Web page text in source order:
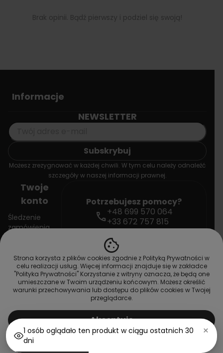
shopping_cart Dodaj do koszyka
Brak opinii. Bądź pierwszy i podziel się swoją!
cookie
Strona korzysta z plików cookies zgodnie z Polityką Prywatności w
celu realizacji usług. Więcej informacji znajduje się w zakładce
"Polityka Prywatności" Korzystanie z witryny oznacza, że będą one
umieszczane w Twoim urządzeniu końcowym. Możesz określić
warunki przechowywania lub dostępu do plików cookies w Twojej
przeglądarce.
Akceptuję
Informacje
NEWSLETTER
Możesz zrezygnować w każdej chwili. W tym celu należy odnaleźć
szczegóły w naszej informacji prawnej.
Twoje
konto
Śledzenie
zamówienia
Utwórz konto
Potrzebujesz pomocy?
call+48 699 570 064
+33 672 757 815
mail
1 osób oglądało ten produkt w ciągu ostatnich 30
dni
×